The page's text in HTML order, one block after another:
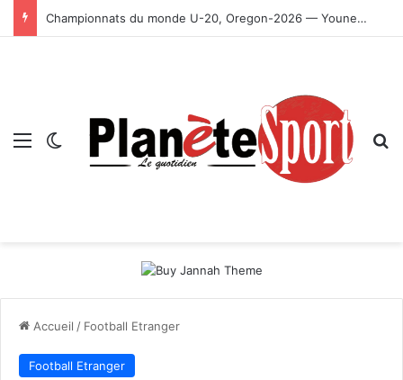
Championnats du monde U-20, Oregon-2026 — Younes Ayachi décroche la médaille d’or
Menu Switch skin
Accueil / Football Etranger
Football Etranger